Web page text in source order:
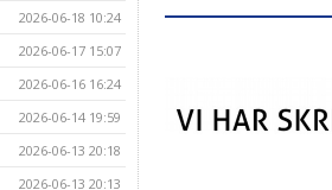
2026-06-18 10:24
2026-06-17 15:07
2026-06-16 16:24
2026-06-14 19:59
2026-06-13 20:18
2026-06-13 20:13